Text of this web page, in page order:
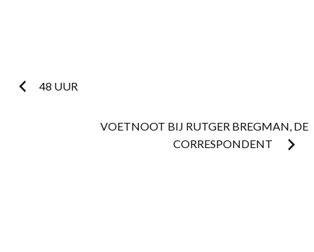
Post
48 UUR
VOETNOOT BIJ RUTGER BREGMAN, DE
CORRESPONDENT